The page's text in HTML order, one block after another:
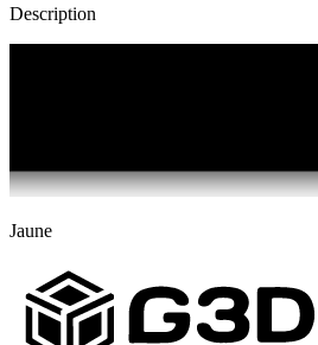
Description
Jaune